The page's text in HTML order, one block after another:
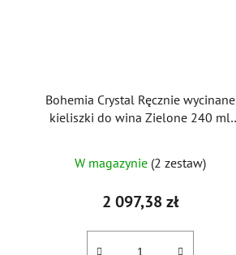
Bohemia Crystal Ręcznie wycinane
kieliszki do wina Zielone 240 ml
W magazynie (2 zestaw)
2 097,38 zł